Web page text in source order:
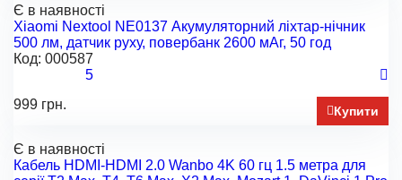
Є в наявності
Xiaomi Nextool NE0137 Акумуляторний ліхтар-нічник
500 лм, датчик руху, повербанк 2600 мАг, 50 год
Код: 000587
5
999 грн.
Купити
Є в наявності
Кабель HDMI-HDMI 2.0 Wanbo 4K 60 гц 1.5 метра для